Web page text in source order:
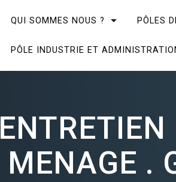
QUI SOMMES NOUS ? PÔLES
PÔLE INDUSTRIE ET
MENAGE .